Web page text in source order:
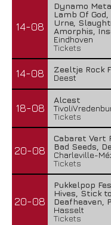
14-08
Dynamo
Lamb Of
Urne,
Amorphis,
Eindhoven
Tickets
14-08
Zeeltje Rock
Deest
18-08
Alcest
Tickets
20-08
Cabaret Vert
Bad Seeds,
Charleville-
Tickets
20-08
Pukkelpop
Hives, Stick
Deafheaven,
Hasselt
Tickets